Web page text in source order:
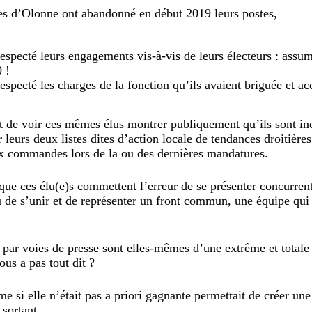
d’Olonne ont abandonné en début 2019 leurs postes,
leurs engagements vis-à-vis de leurs électeurs :
!
les charges de la fonction qu’ils avaient briguée et
de voir ces mêmes élus montrer publiquement qu’ils sont
leurs deux listes dites d’action locale de tendances
commandes lors de la ou des dernières mandatures.
ces élu(e)s commettent l’erreur de se présenter
s’unir et de représenter un front commun, une équipe
voies de presse sont elles-mêmes d’une extrême et
a pas tout dit ?
si elle n’était pas a priori gagnante permettait de créer